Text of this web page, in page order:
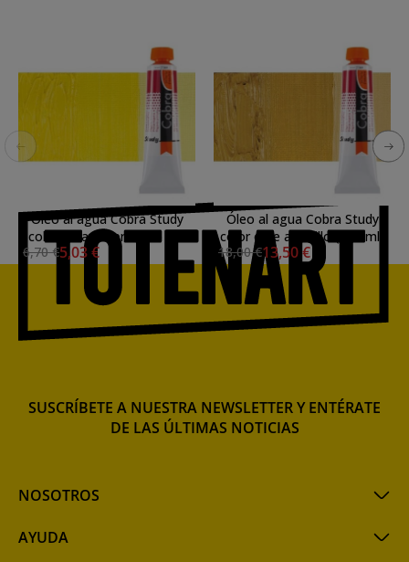
Óleo al agua Cobra Study
color amarillo primario (40
ml)
6,70 €5,03 €
Óleo al agua Cobra Study
color ocre amarillo (200 ml)
18,00 €13,50 €
NOSOTROS
AYUDA
SUSCRÍBETE A NUESTRA NEWSLETTER Y ENTÉRATE
DE LAS ÚLTIMAS NOTICIAS